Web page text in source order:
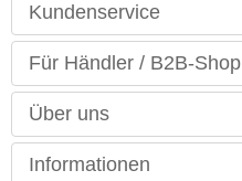
Kundenservice
Für Händler / B2B-Shop
Über uns
Informationen